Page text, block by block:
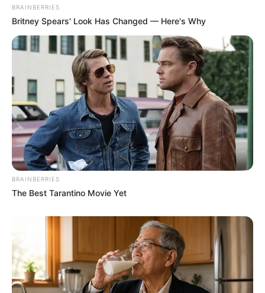
TAGS
ΧΑΛΚΙΔΑ ΝΕΑ
ΤΑΥΤΟΤΗΤΑ ΚΑΙ ΕΠΙΚΟΙΝΩΝΙΑ
BRAINBERRIES
Britney Spears' Look Has Changed — Here's Why
BRAINBERRIES
The Best Tarantino Movie Yet